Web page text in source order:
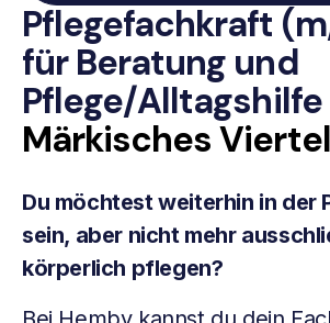
Pflegefachkraft
für Beratung und
Pflege/Alltagshilfe
Märkisches Viertel
Du möchtest weiterhin in der
sein, aber nicht mehr
körperlich pflegen?